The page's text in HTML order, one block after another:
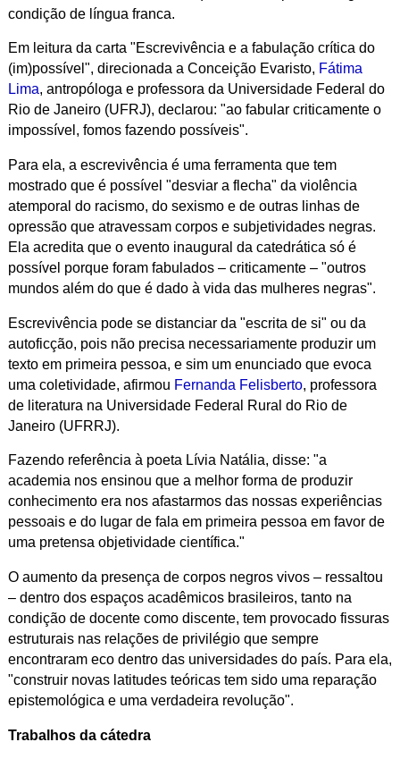
condição de língua franca.
Em leitura da carta "Escrevivência e a fabulação crítica do
(im)possível", direcionada a Conceição Evaristo, Fátima
Lima, antropóloga e professora da Universidade Federal do
Rio de Janeiro (UFRJ), declarou: "ao fabular criticamente o
impossível, fomos fazendo possíveis".
Para ela, a escrevivência é uma ferramenta que tem
mostrado que é possível "desviar a flecha" da violência
atemporal do racismo, do sexismo e de outras linhas de
opressão que atravessam corpos e subjetividades negras.
Ela acredita que o evento inaugural da catedrática só é
possível porque foram fabulados – criticamente – "outros
mundos além do que é dado à vida das mulheres negras".
Escrevivência pode se distanciar da "escrita de si" ou da
autoficção, pois não precisa necessariamente produzir um
texto em primeira pessoa, e sim um enunciado que evoca
uma coletividade, afirmou Fernanda Felisberto, professora
de literatura na Universidade Federal Rural do Rio de
Janeiro (UFRRJ).
Fazendo referência à poeta Lívia Natália, disse: "a
academia nos ensinou que a melhor forma de produzir
conhecimento era nos afastarmos das nossas experiências
pessoais e do lugar de fala em primeira pessoa em favor de
uma pretensa objetividade científica."
O aumento da presença de corpos negros vivos – ressaltou
– dentro dos espaços acadêmicos brasileiros, tanto na
condição de docente como discente, tem provocado fissuras
estruturais nas relações de privilégio que sempre
encontraram eco dentro das universidades do país. Para ela,
"construir novas latitudes teóricas tem sido uma reparação
epistemológica e uma verdadeira revolução".
Trabalhos da cátedra